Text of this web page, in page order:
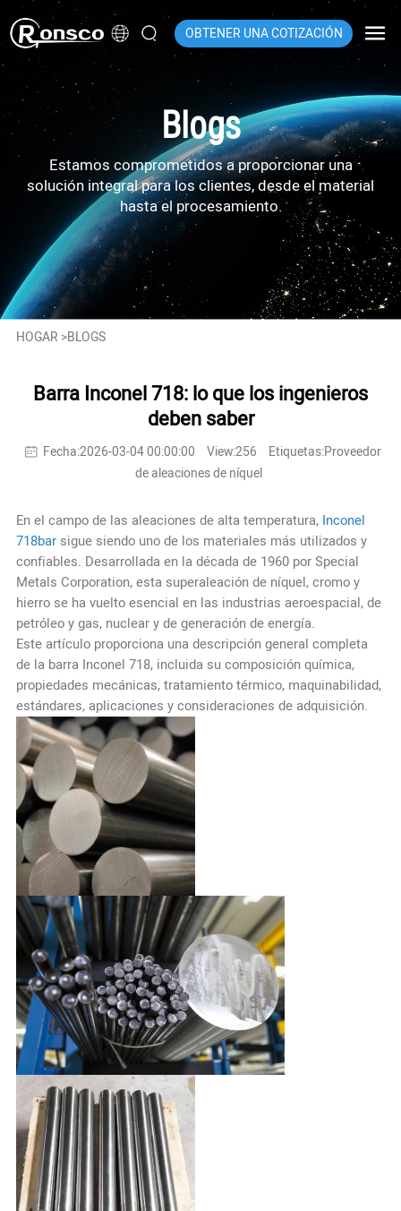
OBTENER UNA COTIZACIÓN
Blogs
Estamos comprometidos a proporcionar una
solución integral para los clientes, desde el material
hasta el procesamiento.
HOGAR >BLOGS
Barra Inconel 718: lo que los ingenieros
deben saber
Fecha:2026-03-04 00:00:00 View:256
Etiquetas:Proveedor
de aleaciones de níquel
En el campo de las aleaciones de alta temperatura, Inconel
718barsigue siendo uno de los materiales más utilizados y
confiables. Desarrollada en la década de 1960 por Special
Metals Corporation, esta superaleación de níquel, cromo y
hierro se ha vuelto esencial en las industrias aeroespacial, de
petróleo y gas, nuclear y de generación de energía.
Este artículo proporciona una descripción general completa
de la barra Inconel 718, incluida su composición química,
propiedades mecánicas, tratamiento térmico, maquinabilidad,
estándares, aplicaciones y consideraciones de adquisición.